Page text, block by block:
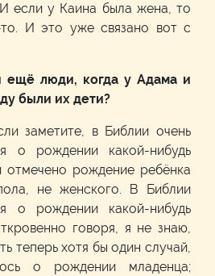
если у Каина была жена, то
И это уже связано вот с
ещё люди, когда у Адама и
были их дети?
заметите, в Библии очень
о рождении какой-нибудь
рождение ребёнка
не женского. В Библии
о рождении какой-нибудь
говоря, я не знаю,
теперь хотя бы один случай,
о рождении младенца;